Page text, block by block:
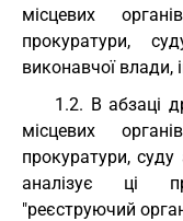
місцевих
прокуратури,
виконавчої влади,
1.2. В абзаці
місцевих
прокуратури,
аналізує ці
"реєструючий